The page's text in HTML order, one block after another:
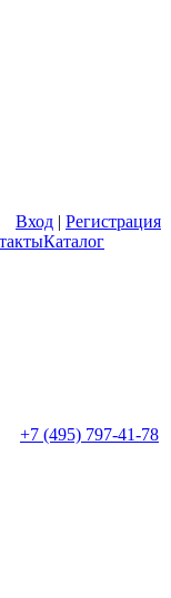
Вход | Регистрация
Каталог
+7 (495) 797-41-78